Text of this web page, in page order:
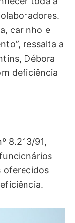
carinho e
ressalta a
Débora
deficiência
8.213/91,
oferecidos